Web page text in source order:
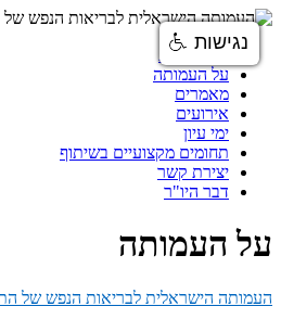
עמוד הבית
על העמותה
מאמרים
אירועים
ימי עיון
תחומים מקצועיים בשיתוף
יצירת קשר
דבר היו"ר
על העמותה
העמותה הישראלית לבריאות הנפש של
נגישות